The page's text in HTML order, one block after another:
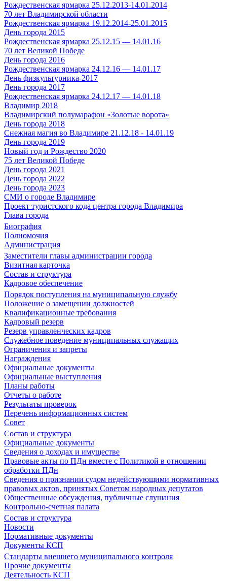
Рождественская ярмарка 25.12.2013-14.01.2014
70 лет Владимирской области
Рождественская ярмарка 19.12.2014-25.01.2015
День города 2015
Рождественская ярмарка 25.12.15 — 14.01.16
70 лет Великой Победе
День города 2016
Рождественская ярмарка 24.12.16 — 14.01.17
День физкультурника-2017
День города 2017
Рождественская ярмарка 24.12.17 — 14.01.18
Владимир 2018
Владимирский полумарафон «Золотые ворота»
День города 2018
Снежная магия во Владимире 21.12.18 - 14.01.19
День города 2019
Новый год и Рождество 2020
75 лет Великой Победе
День города 2021
День города 2022
День города 2023
СМИ о городе Владимире
Проект туристского кода центра города Владимира
Глава города
Биография
Полномочия
Администрация
Заместители главы администрации города
Визитная карточка
Состав и структура
Кадровое обеспечение
Порядок поступления на муниципальную службу
Положение о замещении должностей
Квалификационные требования
Кадровый резерв
Резерв управленческих кадров
Служебное поведение муниципальных служащих
Ограничения и запреты
Награждения
Официальные документы
Официальные выступления
Планы работы
Отчеты о работе
Результаты проверок
Перечень информационных систем
Совет
Состав и структура
Официальные документы
Сведения о доходах и имуществе
Правовые акты по ПДн вместе с Политикой в отношении
обработки ПДн
Сведения о признании судом недействующими нормативных
правовых актов, принятых Советом народных депутатов
Общественные обсуждения, публичные слушания
Контрольно-счетная палата
Состав и структура
Новости
Нормативные документы
Документы КСП
Стандарты внешнего муниципального контроля
Прочие документы
Деятельность КСП